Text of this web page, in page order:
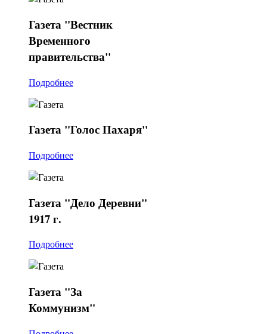
Газета "Вестник
Временного
правительства"
Подробнее
Газета "Голос Пахаря"
Подробнее
Газета "Дело Деревни"
1917 г.
Подробнее
Газета "За
Коммунизм"